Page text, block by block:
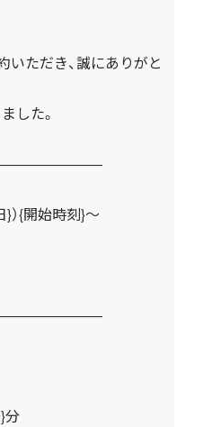
いただき、誠にありがと
した。
}）{開始時刻}〜
分